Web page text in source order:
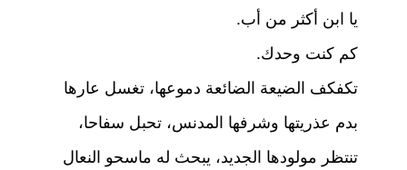
يا ابن أكثر من أب.
كم كنت وحدك.
تكفكف الضيعة الضائعة دموعها، تغسل عارها
بدم عذريتها وشرفها المدنس، تحبل سفاحا،
تنتظر مولودها الجديد، يبحث له ماسحو النعال